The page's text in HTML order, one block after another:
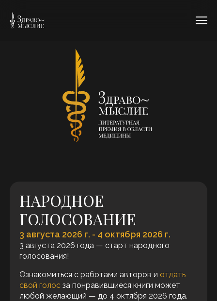
НАРОДНОЕ
ГОЛОСОВАНИЕ
3 августа 2026 г. - 4 октября 2026 г.
3 августа 2026 года — старт народного
голосования!
Ознакомиться с работами авторов и отдать
свой голос за понравившиеся книги может
любой желающий — до 4 октября 2026 года.